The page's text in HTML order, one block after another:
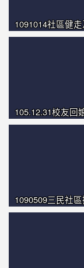
1091014社區健
105.12.31校友回
1090509三民社